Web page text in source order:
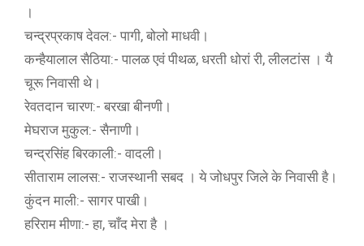
।
चन्द्रप्रकाष देवल:- पागी, बोलो माधवी।
कन्हैयालाल सैठिया:- पालळ एवं पीथळ, धरती धोरां री, लीलटांस । यै
चूरू निवासी थे।
रेवतदान चारण:- बरखा बीनणी।
मेघराज मुकुल:- सैनाणी।
चन्द्रसिंह बिरकाली:- वादली।
सीताराम लालस:- राजस्थानी सबद । ये जोधपुर जिले के निवासी है।
कुंदन माली:- सागर पाखी।
हरिराम मीणा:- हा, चाँद मेरा है ।